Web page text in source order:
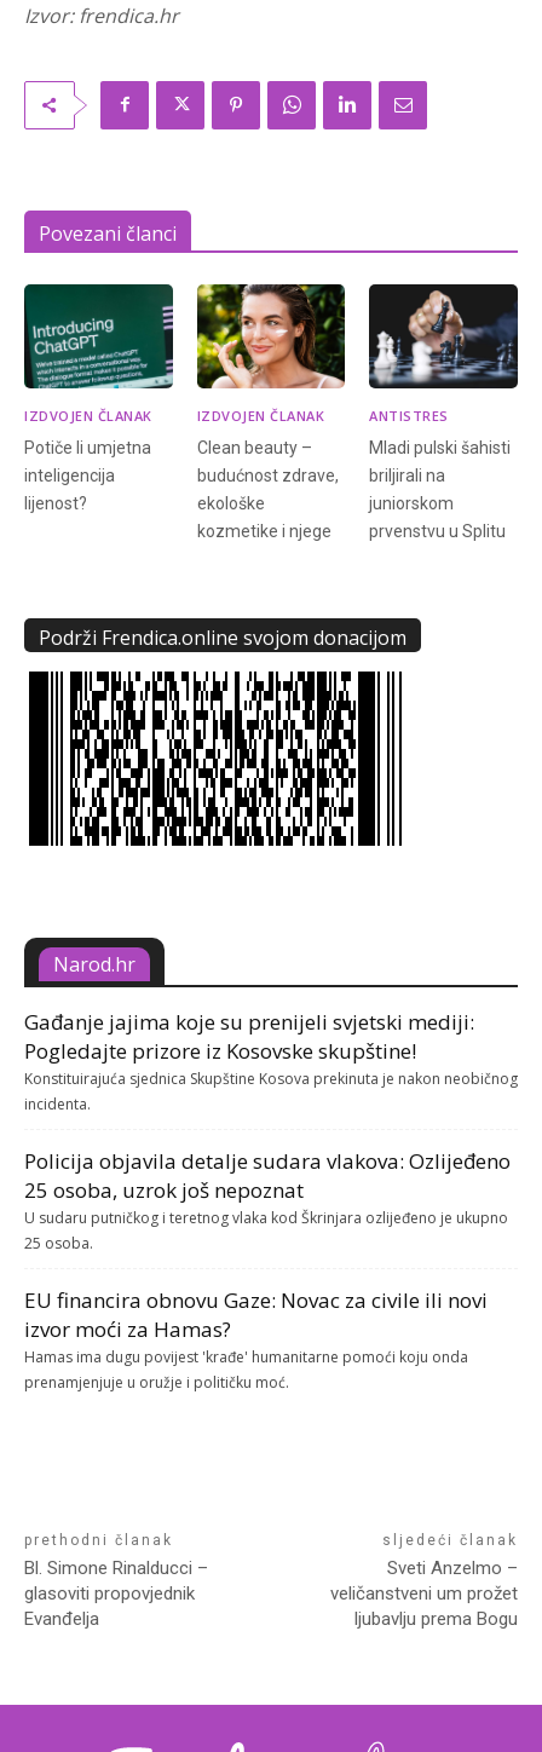
Izvor: frendica.hr
Povezani članci
IZDVOJEN ČLANAK
Potiče li umjetna
inteligencija
lijenost?
IZDVOJEN ČLANAK
Clean beauty –
budućnost zdrave,
ekološke
kozmetike i njege
ANTISTRES
Mladi pulski šahisti
briljirali na
juniorskom
prvenstvu u Splitu
Podrži Frendica.online svojom donacijom
Narod.hr
Gađanje jajima koje su prenijeli svjetski mediji:
Pogledajte prizore iz Kosovske skupštine!
Konstituirajuća sjednica Skupštine Kosova prekinuta je nakon neobičnog
incidenta.
Policija objavila detalje sudara vlakova: Ozlijeđeno
25 osoba, uzrok još nepoznat
U sudaru putničkog i teretnog vlaka kod Škrinjara ozlijeđeno je ukupno
25 osoba.
EU financira obnovu Gaze: Novac za civile ili novi
izvor moći za Hamas?
Hamas ima dugu povijest 'krađe' humanitarne pomoći koju onda
prenamjenjuje u oružje i političku moć.
prethodni članak
Bl. Simone Rinalducci –
glasoviti propovjednik
Evanđelja
sljedeći članak
Sveti Anzelmo –
veličanstveni um prožet
ljubavlju prema Bogu